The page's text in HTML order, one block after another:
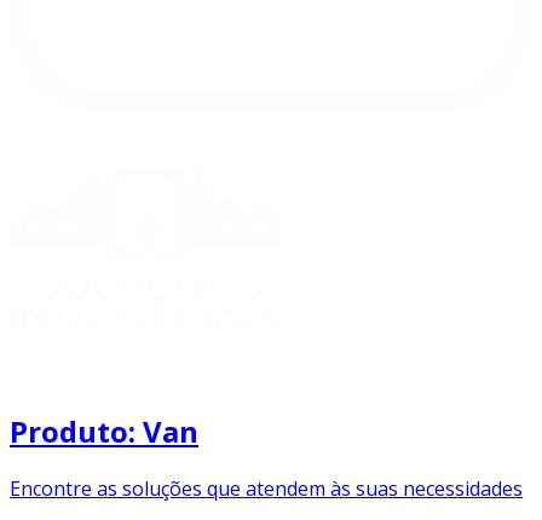
Produto: Van
Encontre as soluções que atendem às suas necessidades